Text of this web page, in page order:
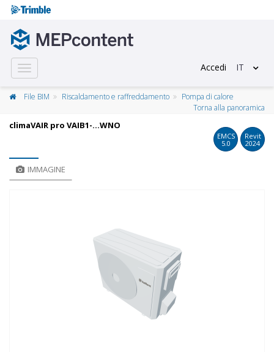
Toggle
navigation
Accedi IT
File BIM Riscaldamento e raffreddamento
Pompa di calore
Torna alla panoramica
climaVAIR pro VAIB1-…WNO
EMCS
5.0
Revit
2024
IMMAGINE